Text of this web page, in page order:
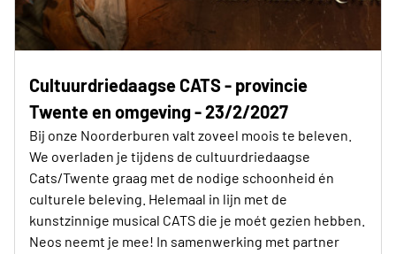
Cultuurdriedaagse CATS - provincie
Twente en omgeving - 23/2/2027
Bij onze Noorderburen valt zoveel moois te beleven.
We overladen je tijdens de cultuurdriedaagse
Cats/Twente graag met de nodige schoonheid én
culturele beleving. Helemaal in lijn met de
kunstzinnige musical CATS die je moét gezien hebben.
Neos neemt je mee! In samenwerking met partner